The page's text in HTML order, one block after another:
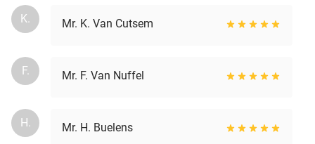
K. Mr. K. Van Cutsem
F. Mr. F. Van Nuffel
H. Mr. H. Buelens